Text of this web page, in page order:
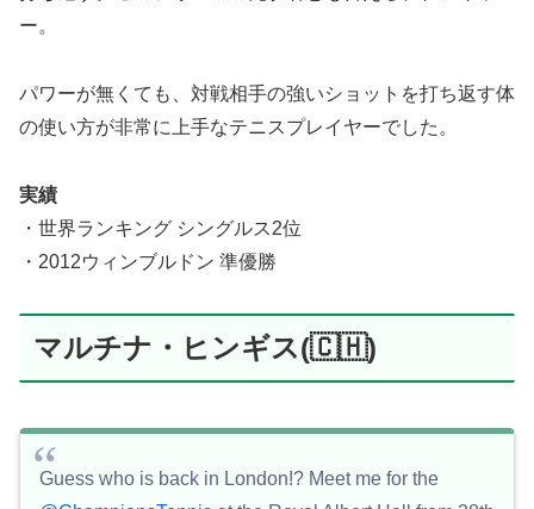
ー。
パワーが無くても、対戦相手の強いショットを打ち返す体
の使い方が非常に上手なテニスプレイヤーでした。
実績
・世界ランキング シングルス2位
・2012ウィンブルドン 準優勝
マルチナ・ヒンギス(🇨🇭)
Guess who is back in London!? Meet me for the